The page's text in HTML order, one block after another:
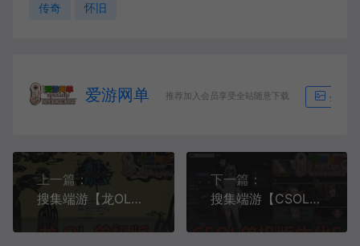
传奇 怀旧
爱游网单 推荐加入会员享受全站随意下载 生成海
上一篇：
搜集端游【龙OL】 免虚拟机一键端文本教程GM后台win7运行怀旧网游单机
下一篇：
搜集端游【CSOL】单机版蓝兔羊驼随机武器生化S模式大灾变全模式智能AI机器人